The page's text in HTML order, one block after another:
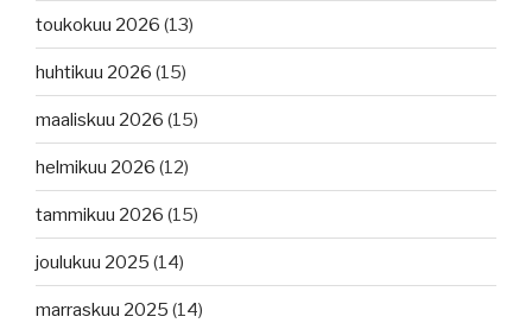
toukokuu 2026 (13)
huhtikuu 2026 (15)
maaliskuu 2026 (15)
helmikuu 2026 (12)
tammikuu 2026 (15)
joulukuu 2025 (14)
marraskuu 2025 (14)